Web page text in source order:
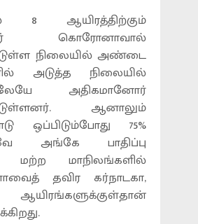
8 ஆயிரத்திற்கும்
கொரோனாவால்
நிலையில் அண்டை
அடுத்த நிலையில்
அதிகமானோர்
ஆனாலும்
ஒப்பிடும்போது 75%
அங்கே பாதிப்பு
மற்ற மாநிலங்களில்
தவிர கர்நாடகா,
ஆயிரங்களுக்குள்தான்